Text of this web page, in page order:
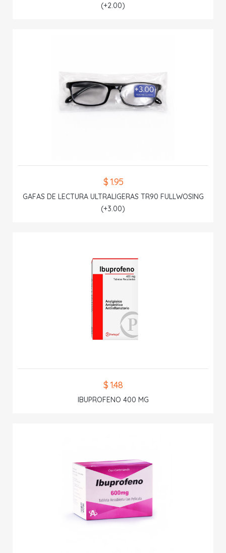
(+2.00)
$ 1.95
GAFAS DE LECTURA ULTRALIGERAS TR90 FULLWOSING
(+3.00)
$ 1.48
IBUPROFENO 400 MG